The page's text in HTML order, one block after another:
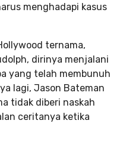
menghadapi kasus
ternama,
dirinya menjalani
yang telah membunuh
lagi, Jason Bateman
tidak diberi naskah
ceritanya ketika